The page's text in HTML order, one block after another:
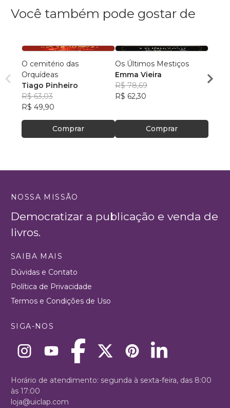
Você também pode gostar de
O cemitério das
Orquídeas
Tiago Pinheiro
R$ 63,03
R$ 49,90
Comprar
Os Últimos Mestiços
Emma Vieira
R$ 78,69
R$ 62,30
Comprar
R$
NOSSA MISSÃO
Democratizar a publicação e venda de
livros.
SAIBA MAIS
Dúvidas e Contato
Política de Privacidade
Termos e Condições de Uso
SIGA-NOS
Horário de atendimento: segunda à sexta-feira, das 8:00
às 17:00
loja@uiclap.com